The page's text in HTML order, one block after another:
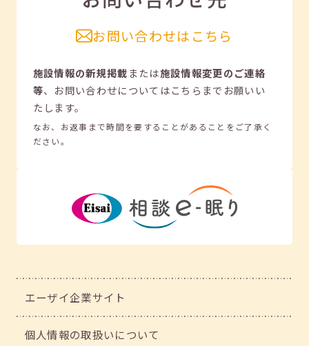
お問い合わせはこちら
施設情報の新規掲載または施設情報変更のご連絡
等、 お問い合わせについてはこちらまでお願いい
たします。
なお、お返事まで時間を要することがあることをご了承く
ださい。
エーザイ企業サイト
個人情報の取扱いについて